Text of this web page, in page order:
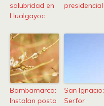
salubridad en
Hualgayoc
presidencial
Bambamarca:
Instalan posta
San Ignacio:
Serfor